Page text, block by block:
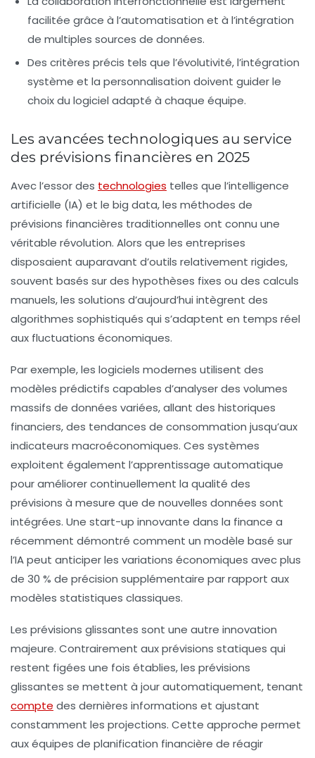
facilitée grâce à l’automatisation et à l’intégration
de multiples sources de données.
Des critères précis tels que l’évolutivité, l’intégration
système et la personnalisation doivent guider le
choix du logiciel adapté à chaque équipe.
Les avancées technologiques au service
des prévisions financières en 2025
Avec l’essor des technologies telles que l’intelligence
artificielle (IA) et le big data, les méthodes de
prévisions financières traditionnelles ont connu une
véritable révolution. Alors que les entreprises
disposaient auparavant d’outils relativement rigides,
souvent basés sur des hypothèses fixes ou des calculs
manuels, les solutions d’aujourd’hui intègrent des
algorithmes sophistiqués qui s’adaptent en temps réel
aux fluctuations économiques.
Par exemple, les logiciels modernes utilisent des
modèles prédictifs capables d’analyser des volumes
massifs de données variées, allant des historiques
financiers, des tendances de consommation jusqu’aux
indicateurs macroéconomiques. Ces systèmes
exploitent également l’apprentissage automatique
pour améliorer continuellement la qualité des
prévisions à mesure que de nouvelles données sont
intégrées. Une start-up innovante dans la finance a
récemment démontré comment un modèle basé sur
l’IA peut anticiper les variations économiques avec plus
de 30 % de précision supplémentaire par rapport aux
modèles statistiques classiques.
Les prévisions glissantes sont une autre innovation
majeure. Contrairement aux prévisions statiques qui
restent figées une fois établies, les prévisions
glissantes se mettent à jour automatiquement, tenant
compte des dernières informations et ajustant
constamment les projections. Cette approche permet
aux équipes de planification financière de réagir